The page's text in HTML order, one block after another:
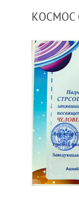
КОСМОС